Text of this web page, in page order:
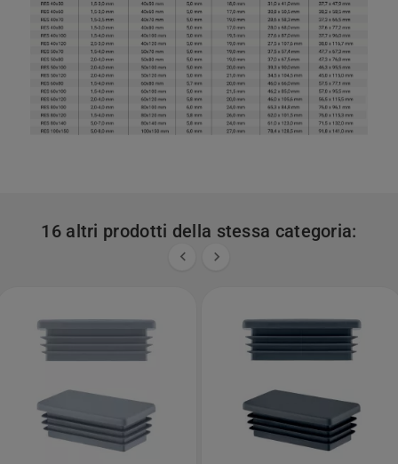
16 altri prodotti della stessa categoria:
 